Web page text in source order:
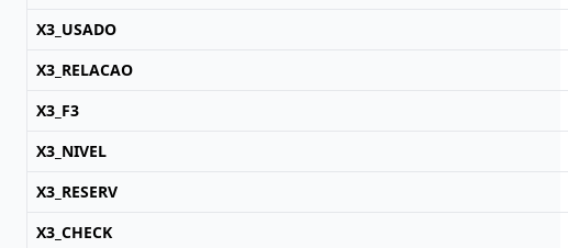
X3_USADO
X3_RELACAO
X3_F3
X3_NIVEL
X3_RESERV
X3_CHECK